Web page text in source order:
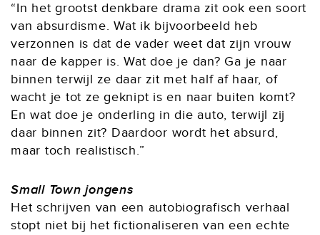
“In het grootst denkbare drama zit ook een soort
van absurdisme. Wat ik bijvoorbeeld heb
verzonnen is dat de vader weet dat zijn vrouw
naar de kapper is. Wat doe je dan? Ga je naar
binnen terwijl ze daar zit met half af haar, of
wacht je tot ze geknipt is en naar buiten komt?
En wat doe je onderling in die auto, terwijl zij
daar binnen zit? Daardoor wordt het absurd,
maar toch realistisch.”
Small Town jongens
Het schrijven van een autobiografisch verhaal
stopt niet bij het fictionaliseren van een echte